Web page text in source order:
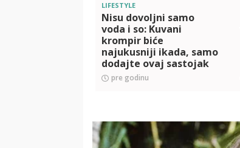
LIFESTYLE
Nisu dovoljni samo
voda i so: Kuvani
krompir biće
najukusniji ikada, samo
dodajte ovaj sastojak
pre godinu